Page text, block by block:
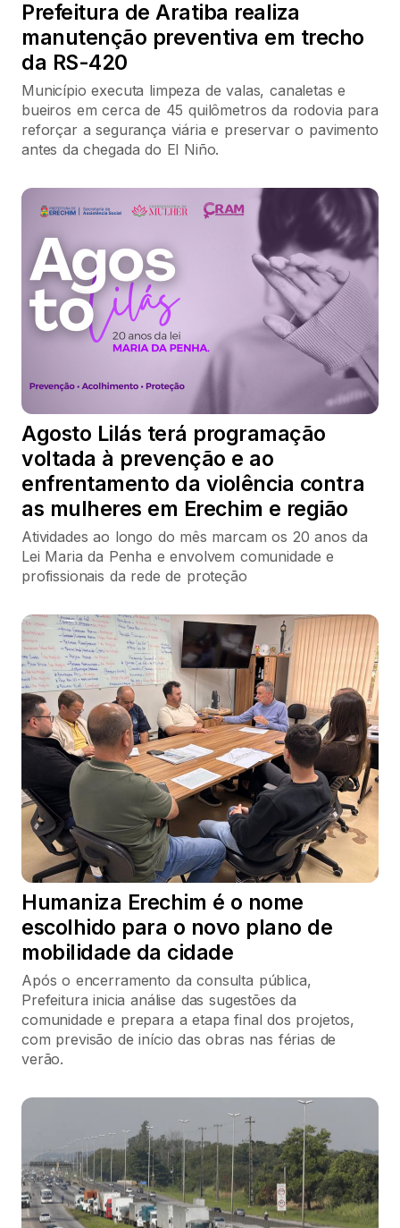
Prefeitura de Aratiba realiza
manutenção preventiva em trecho
da RS-420
Município executa limpeza de valas, canaletas e
bueiros em cerca de 45 quilômetros da rodovia para
reforçar a segurança viária e preservar o pavimento
antes da chegada do El Niño.
Agosto Lilás terá programação
voltada à prevenção e ao
enfrentamento da violência contra
as mulheres em Erechim e região
Atividades ao longo do mês marcam os 20 anos da
Lei Maria da Penha e envolvem comunidade e
profissionais da rede de proteção
Humaniza Erechim é o nome
escolhido para o novo plano de
mobilidade da cidade
Após o encerramento da consulta pública,
Prefeitura inicia análise das sugestões da
comunidade e prepara a etapa final dos projetos,
com previsão de início das obras nas férias de
verão.